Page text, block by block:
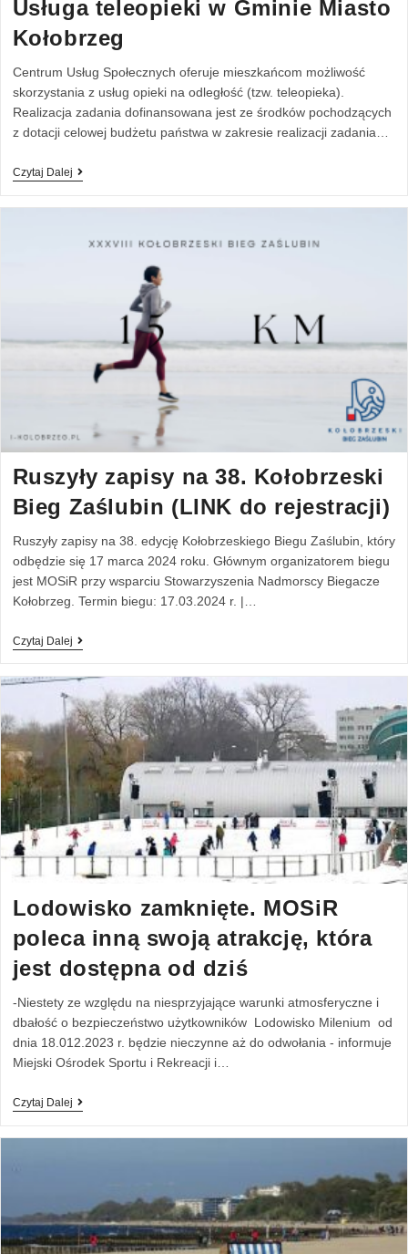
Usługa teleopieki w Gminie Miasto
Kołobrzeg
Centrum Usług Społecznych oferuje mieszkańcom możliwość
skorzystania z usług opieki na odległość (tzw. teleopieka).
Realizacja zadania dofinansowana jest ze środków pochodzących
z dotacji celowej budżetu państwa w zakresie realizacji zadania…
Czytaj Dalej
Ruszyły zapisy na 38. Kołobrzeski
Bieg Zaślubin (LINK do rejestracji)
Ruszyły zapisy na 38. edycję Kołobrzeskiego Biegu Zaślubin, który
odbędzie się 17 marca 2024 roku. Głównym organizatorem biegu
jest MOSiR przy wsparciu Stowarzyszenia Nadmorscy Biegacze
Kołobrzeg. Termin biegu: 17.03.2024 r. |…
Czytaj Dalej
Lodowisko zamknięte. MOSiR
poleca inną swoją atrakcję, która
jest dostępna od dziś
-Niestety ze względu na niesprzyjające warunki atmosferyczne i
dbałość o bezpieczeństwo użytkowników Lodowisko Milenium od
dnia 18.012.2023 r. będzie nieczynne aż do odwołania - informuje
Miejski Ośrodek Sportu i Rekreacji i…
Czytaj Dalej